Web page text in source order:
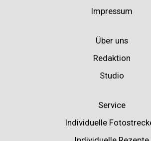
Impressum
Über uns
Redaktion
Studio
Service
Individuelle